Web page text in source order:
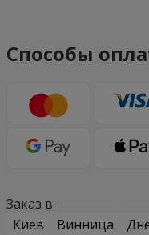
Способы
Заказ в:
Киев
Винница